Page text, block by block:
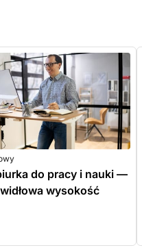
do pracy i nauki —
wysokość